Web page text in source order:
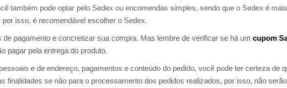
também pode optar pelo Sedex ou encomendas simples, sendo que o Sedex é mais
isso, é recomendável escolher o Sedex.
pagamento e concretizar sua compra. Mas lembre de verificar se há um cupom
pagar pela entrega do produto.
e de endereço, pagamentos e conteúdo do pedido, você pode ter certeza de
finalidades se não para o processamento dos pedidos realizados, por isso, não serão